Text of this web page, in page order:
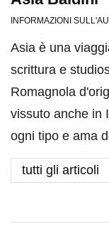
INFORMAZIONI
Asia è una
scrittura e
Romagnola
vissuto anche in
ogni tipo e ama
tutti gli articoli